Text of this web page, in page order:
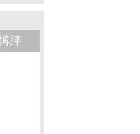
評